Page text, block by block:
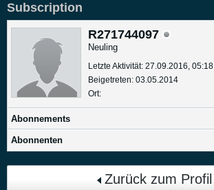
Subscription
R271744097
Neuling
Letzte Aktivität: 27.09.2016, 05:18
Beigetreten: 03.05.2014
Ort:
Abonnements
Abonnenten
Zurück zum Profil